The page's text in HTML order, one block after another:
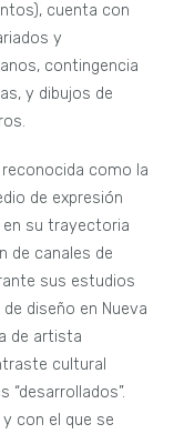
cuenta con
y
contingencia
y dibujos de
reconocida como la
de expresión
en su trayectoria
de canales de
sus estudios
diseño en Nueva
de artista
cultural
“desarrollados”.
con el que se